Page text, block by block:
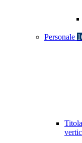
Personale